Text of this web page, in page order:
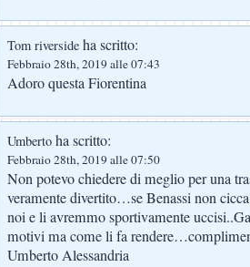
Tom riverside ha scritto:
Febbraio 28th, 2019 alle 07:43
Adoro questa Fiorentina
Umberto ha scritto:
Febbraio 28th, 2019 alle 07:50
Non potevo chiedere di meglio per una
veramente divertito…se Benassi non
noi e li avremmo sportivamente
motivi ma come li fa
Umberto Alessandria